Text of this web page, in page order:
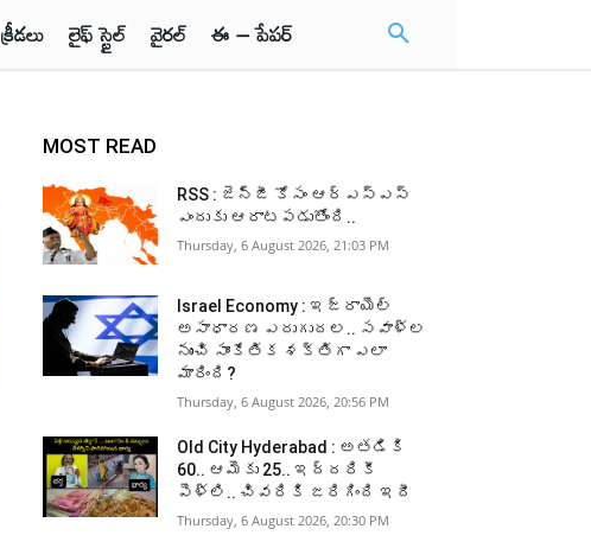
క్రీడలు లైఫ్ స్టైల్ వైరల్ ఈ – పేపర్
MOST READ
RSS : జెన్‌జీ కోసం ఆర్‌ఎస్‌ఎస్‌
ఎందుకు ఆరాటపడుతోంది..
Thursday, 6 August 2026, 21:03 PM
Israel Economy : ఇజ్రాయెల్‌
అసాధారణ ఎదుగుదల.. సవాళ్ల
నుంచి సాంకేతిక శక్తిగా ఎలా
మారింది?
Thursday, 6 August 2026, 20:56 PM
Old City Hyderabad : అతడికి
60.. ఆమెకు 25.. ఇద్దరికీ
పెళ్లి.. చివరికి జరిగింది ఇదీ
Thursday, 6 August 2026, 20:30 PM